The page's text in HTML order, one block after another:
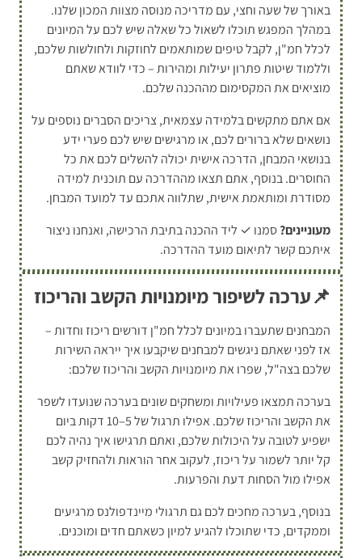
באורך של שעה וחצי, עם מדריכה מנוסה מצוות המכון שלנו.
במהלך המפגש תוכלו לשאול כל שאלה שיש לכם על המיונים
לכלל חמ"ן, לקבל טיפים שמותאמים לחוזקות ולחולשות שלכם,
וללמוד שיטות פתרון יעילות ומהירות – כדי לוודא שאתם
מוציאים את המקסימום מההכנה שלכם.
אם אתם מתקשים בלמידה עצמאית, צריכים הסברים נוספים על
נושאים שלא ברורים לכם, או מרגישים שיש לכם פערי ידע
בנושאי המבחן, הדרכה אישית יכולה להשלים לכם את כל
החוסרים. בנוסף, אתם תצאו מההדרכה עם תוכנית למידה
מסודרת ומותאמת אישית, שתלווה אתכם עד למועד המבחן.
מעוניינים?סמנו ✓ ליד ההכנה בתיבת הרכישה, ואנחנו ניצור
איתכם קשר לתיאום מועד ההדרכה.
📌ערכה לשיפור מיומנויות הקשב והריכוז
המבחנים שתעברו במיונים לכלל חמ"ן דורשים ריכוז וחדות –
אז לפני שאתם ניגשים למבחנים שיקבעו איך ייראה השירות
שלכם בצה"ל, שפרו את מיומנויות הקשב והריכוז שלכם:
בערכה תמצאו פעילויות ומשחקים שונים בערכה שנועדו לשפר
את הקשב והריכוז שלכם. אפילו תרגול של 5–10 דקות ביום
ישפיע לטובה על היכולות שלכם, ואתם תרגישו איך נהיה לכם
קל יותר לשמור על ריכוז, לעקוב אחר הוראות ולהחזיק קשב
אפילו מול הסחות דעת והפרעות.
בנוסף, בערכה מחכים לכם גם תרגולי מיינדפולנס מרגיעים
וממקדים, כדי שתוכלו להגיע למיון כשאתם חדים ומוכנים.